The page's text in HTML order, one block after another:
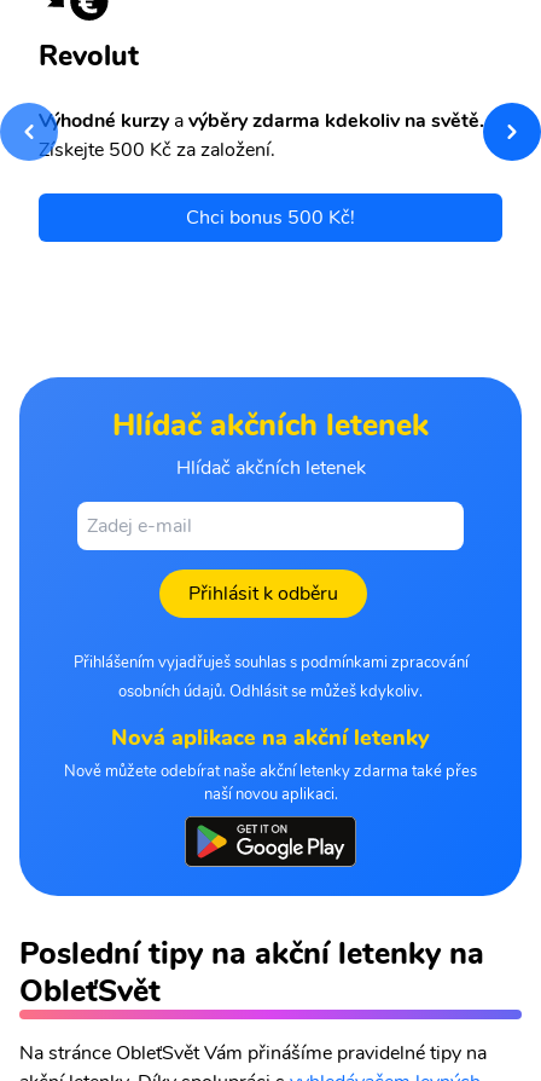
Revolut
Výhodné kurzyavýběry zdarma kdekoliv na světě.
Získejte 500 Kč za založení.
Chci bonus 500 Kč!
Hlídač akčních letenek
Hlídač akčních letenek
Přihlásit k odběru
Přihlášením vyjadřuješ souhlas s podmínkami zpracování
osobních údajů. Odhlásit se můžeš kdykoliv.
Nová aplikace na akční letenky
Nově můžete odebírat naše akční letenky zdarma také přes
naší novou aplikaci.
Poslední tipy na akční letenky na
ObleťSvět
Na stránce ObleťSvět Vám přinášíme pravidelné tipy na